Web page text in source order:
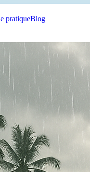
pratiqueBlog